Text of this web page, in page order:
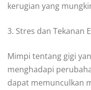
kerugian yang
3. Stres dan Tekanan
Mimpi tentang gigi
menghadapi
dapat memunculkan